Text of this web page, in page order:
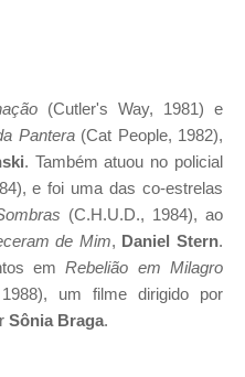
(Cutler's Way, 1981) e
Pantera(Cat People, 1982),
. Também atuou no policial
e foi uma das co-estrelas
(C.H.U.D., 1984), ao
de Mim, Daniel Stern.
emRebelião em Milagro
um filme dirigido por
Sônia Braga.